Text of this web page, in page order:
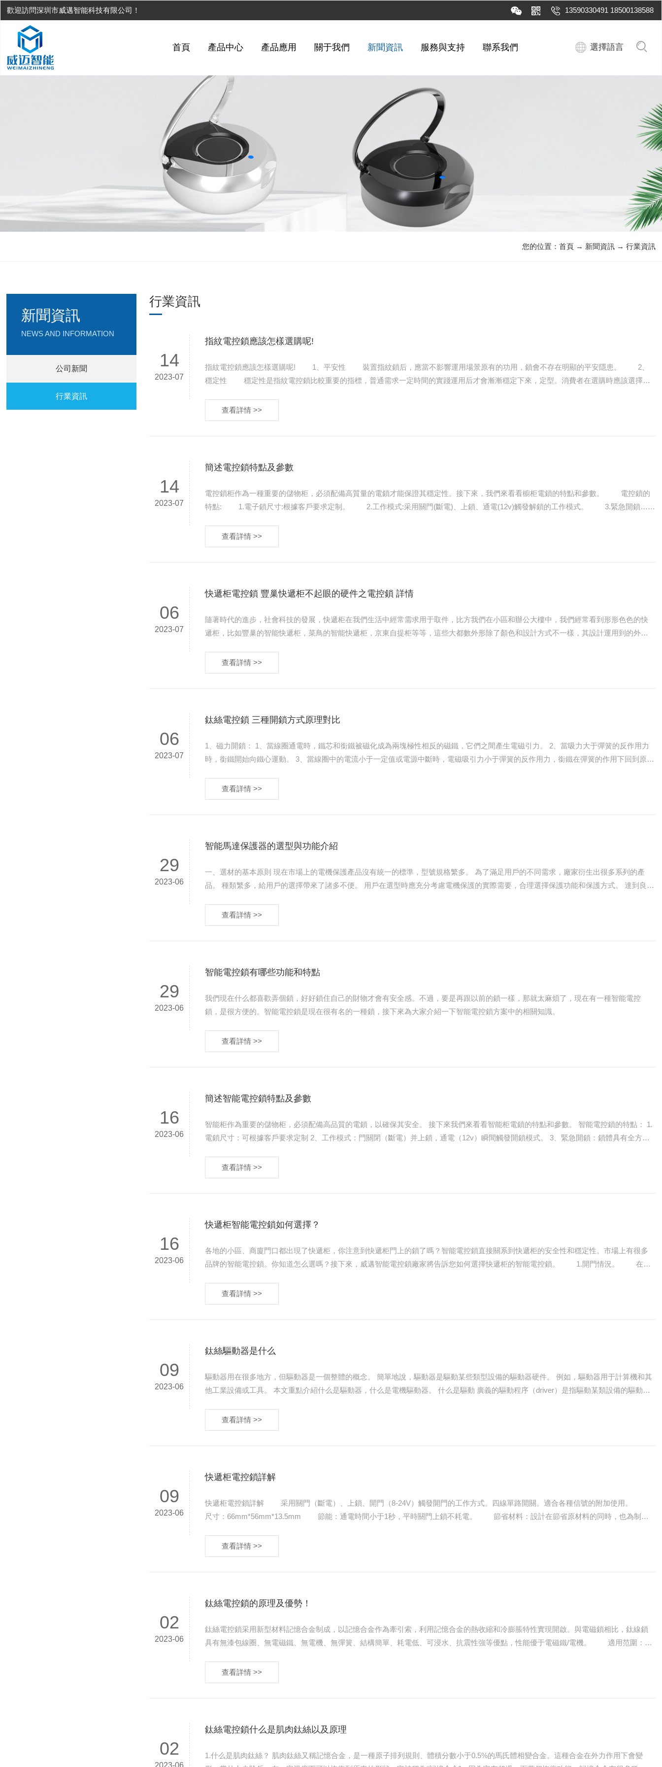
歡迎訪問深圳市威邁智能科技有限公司！ 13590330491 18500138588
首頁 產品中心 產品應用 關于我們 新聞資訊 服務與支持 聯系我們 選擇語言
您的位置： 首頁→ 新聞資訊→ 行業資訊
新聞資訊
NEWS AND INFORMATION
公司新聞
行業資訊
行業資訊
14
2023-07
指紋電控鎖應該怎樣選購呢!
指紋電控鎖應該怎樣選購呢! 1、平安性 裝置指紋鎖后，應當不影響運用場景原有的功用，鎖會不存在明顯的平安隱患。 2、
穩定性 穩定性是指紋電控鎖比較重要的指標，普通需求一定時間的實踐運用后才會漸漸穩定下來，定型。消費者在選購時應該選擇主
查看詳情 >>
14
2023-07
簡述電控鎖特點及參數
電控鎖柜作為一種重要的儲物柜，必須配備高質量的電鎖才能保證其穩定性。接下來，我們來看看櫥柜電鎖的特點和參數。 電控鎖的
特點: 1.電子鎖尺寸:根據客戶要求定制。 2.工作模式:采用關門(斷電)、上鎖、通電(12v)觸發解鎖的工作模式。 3.緊急開鎖……
查看詳情 >>
06
2023-07
快遞柜電控鎖 豐巢快遞柜不起眼的硬件之電控鎖 詳情
隨著時代的進步，社會科技的發展，快遞柜在我們生活中經常需求用于取件，比方我們在小區和辦公大樓中，我們經常看到形形色色的快
遞柜，比如豐巢的智能快遞柜，菜鳥的智能快遞柜，京東自提柜等等，這些大都數外形除了顏色和設計方式不一樣，其設計運用到的外部
查看詳情 >>
06
2023-07
鈦絲電控鎖 三種開鎖方式原理對比
1、磁力開鎖： 1、當線圈通電時，鐵芯和銜鐵被磁化成為兩塊極性相反的磁鐵，它們之間產生電磁引力。 2、當吸力大于彈簧的反作用力
時，銜鐵開始向鐵心運動。 3、當線圈中的電流小于一定值或電源中斷時，電磁吸引力小于彈簧的反作用力，銜鐵在彈簧的作用下回到原來
查看詳情 >>
29
2023-06
智能馬達保護器的選型與功能介紹
一、選材的基本原則 現在市場上的電機保護產品沒有統一的標準，型號規格繁多。 為了滿足用戶的不同需求，廠家衍生出很多系列的產
品。 種類繁多，給用戶的選擇帶來了諸多不便。 用戶在選型時應充分考慮電機保護的實際需要，合理選擇保護功能和保護方式。 達到良好
查看詳情 >>
29
2023-06
智能電控鎖有哪些功能和特點
我們現在什么都喜歡弄個鎖，好好鎖住自己的財物才會有安全感。不過，要是再跟以前的鎖一樣，那就太麻煩了，現在有一種智能電控
鎖，是很方便的。智能電控鎖是現在很有名的一種鎖，接下來為大家介紹一下智能電控鎖方案中的相關知識。
查看詳情 >>
16
2023-06
簡述智能電控鎖特點及參數
智能柜作為重要的儲物柜，必須配備高品質的電鎖，以確保其安全。 接下來我們來看看智能柜電鎖的特點和參數。 智能電控鎖的特點： 1.
電鎖尺寸：可根據客戶要求定制 2、工作模式：門關閉（斷電）并上鎖，通電（12v）瞬間觸發開鎖模式。 3、緊急開鎖：鎖體具有全方
查看詳情 >>
16
2023-06
快遞柜智能電控鎖如何選擇？
各地的小區、商廈門口都出現了快遞柜，你注意到快遞柜門上的鎖了嗎？智能電控鎖直接關系到快遞柜的安全性和穩定性。市場上有很多
品牌的智能電控鎖。你知道怎么選嗎？接下來，威邁智能電控鎖廠家將告訴您如何選擇快遞柜的智能電控鎖。 1.開門情況。 在選
查看詳情 >>
09
2023-06
鈦絲驅動器是什么
驅動器用在很多地方，但驅動器是一個整體的概念。 簡單地說，驅動器是驅動某些類型設備的驅動器硬件。 例如，驅動器用于計算機和其
他工業設備或工具。 本文重點介紹什么是驅動器，什么是電機驅動器。 什么是驅動 廣義的驅動程序（driver）是指驅動某類設備的驅動程
查看詳情 >>
09
2023-06
快遞柜電控鎖詳解
快遞柜電控鎖詳解 采用關門（斷電）、上鎖、開門（8-24V）觸發開門的工作方式。四線單路開關。適合各種信號的附加使用。
尺寸：66mm*56mm*13.5mm 節能：通電時間小于1秒，平時關門上鎖不耗電。 節省材料：設計在節省原材料的同時，也為制
查看詳情 >>
02
2023-06
鈦絲電控鎖的原理及優勢！
鈦絲電控鎖采用新型材料記憶合金制成，以記憶合金作為牽引索，利用記憶合金的熱收縮和冷膨脹特性實現開啟。與電磁鎖相比，鈦線鎖
具有無漆包線圈、無電磁鐵、無電機、無彈簧、結構簡單、耗電低、可浸水、抗震性強等優點，性能優于電磁鐵/電機。 適用范圍：酒
查看詳情 >>
02
2023-06
鈦絲電控鎖什么是肌肉鈦絲以及原理
1.什么是肌肉鈦絲？ 肌肉鈦絲又稱記憶合金，是一種原子排列規則、體積分數小于0.5%的馬氏體相變合金。這種合金在外力作用下會變